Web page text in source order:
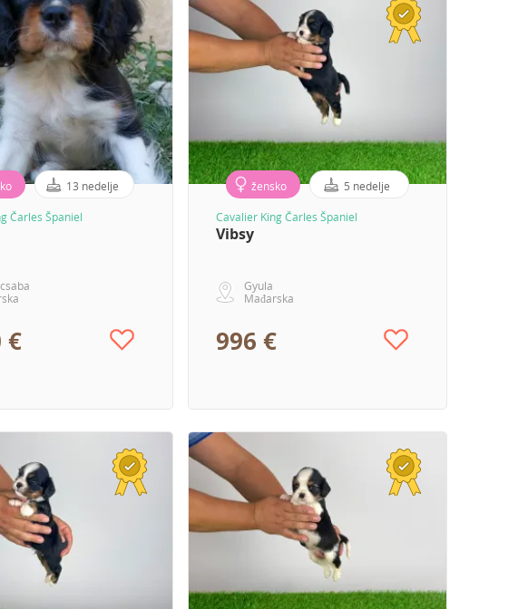
13 nedelje
Čarles Španiel
€
žensko 5 nedelje
Cavalier King Čarles Španiel
Vibsy
Gyula
Mađarska
996 €